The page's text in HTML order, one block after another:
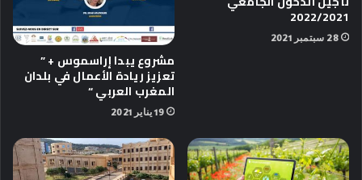
2022/2021
28 سبتمبر 2021
مشروع يبدا إراسموس + ”
تعزيز ريادة الأعمال في بلدان
المغرب العربي “
19 يناير 2021